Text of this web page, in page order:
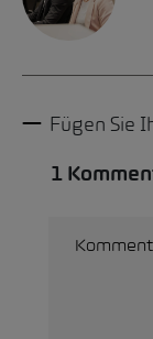
Fügen Sie
1